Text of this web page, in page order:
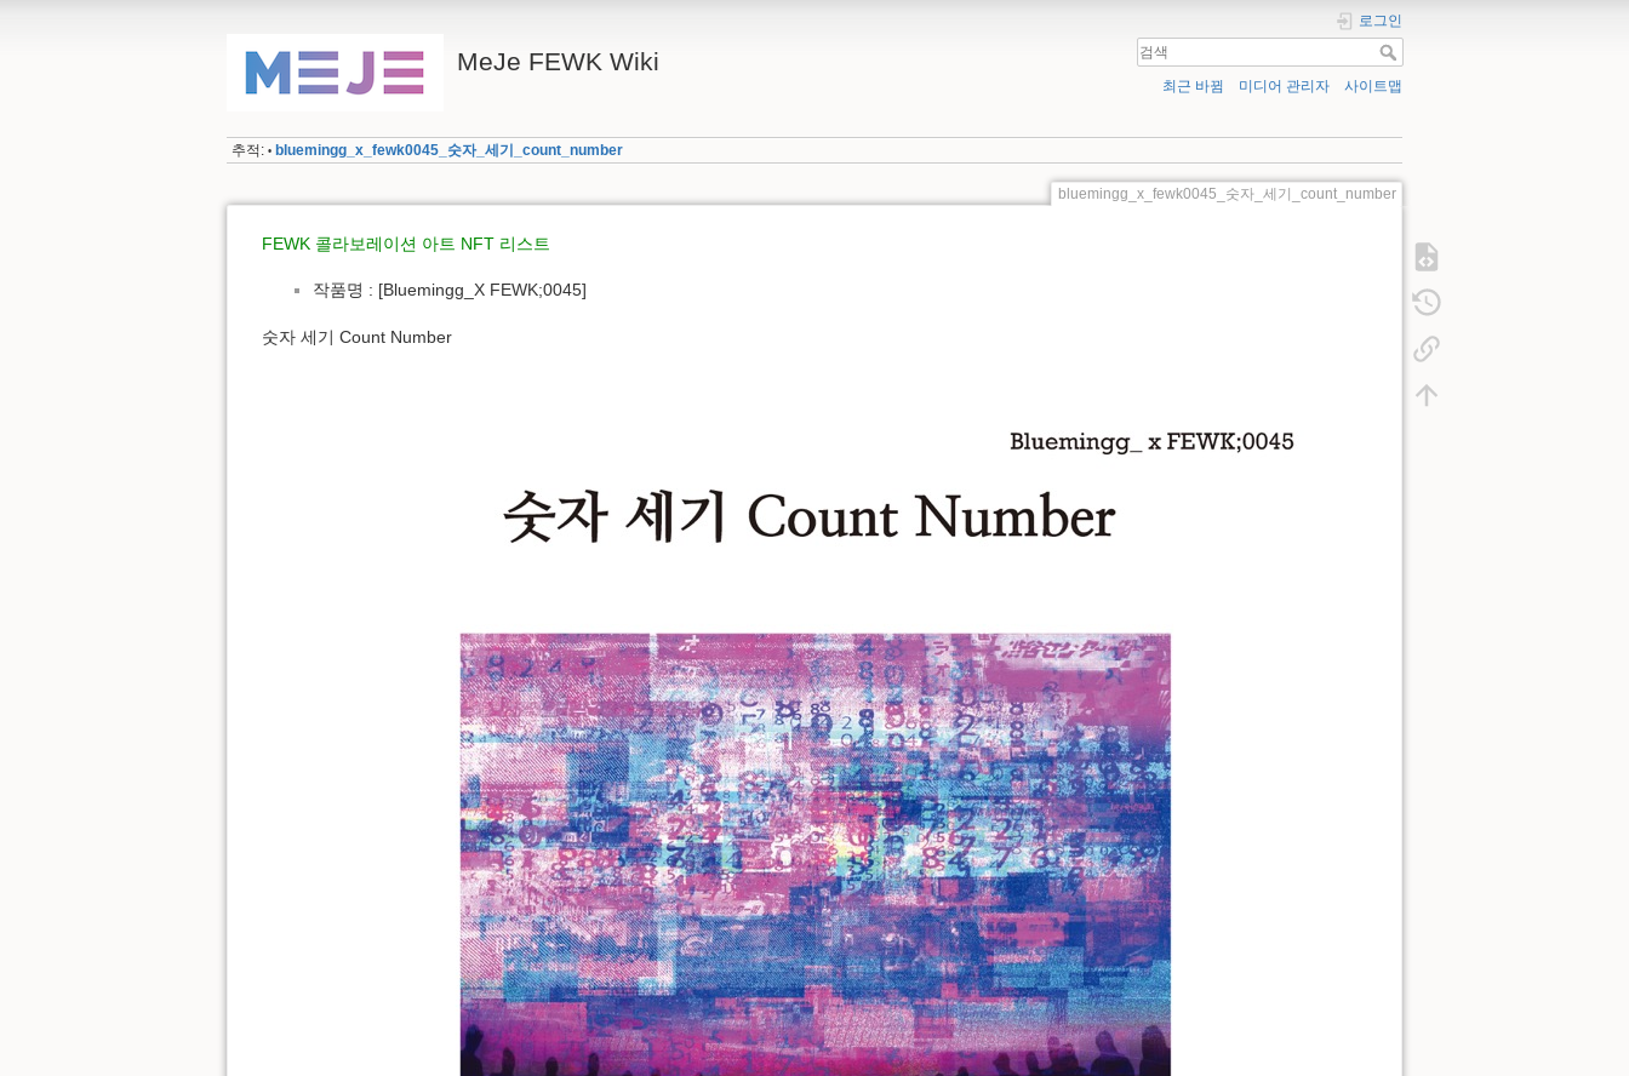
MeJe FEWK Wiki
로그인
최근 바뀜 미디어 관리자 사이트맵
추적: • bluemingg_x_fewk0045_숫자_세기_count_number
bluemingg_x_fewk0045_숫자_세기_count_number
FEWK 콜라보레이션 아트 NFT 리스트
작품명 : [Bluemingg_X FEWK;0045]
숫자 세기 Count Number